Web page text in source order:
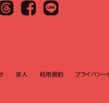
Facebook LINE
求人 利用規約 プライバシー